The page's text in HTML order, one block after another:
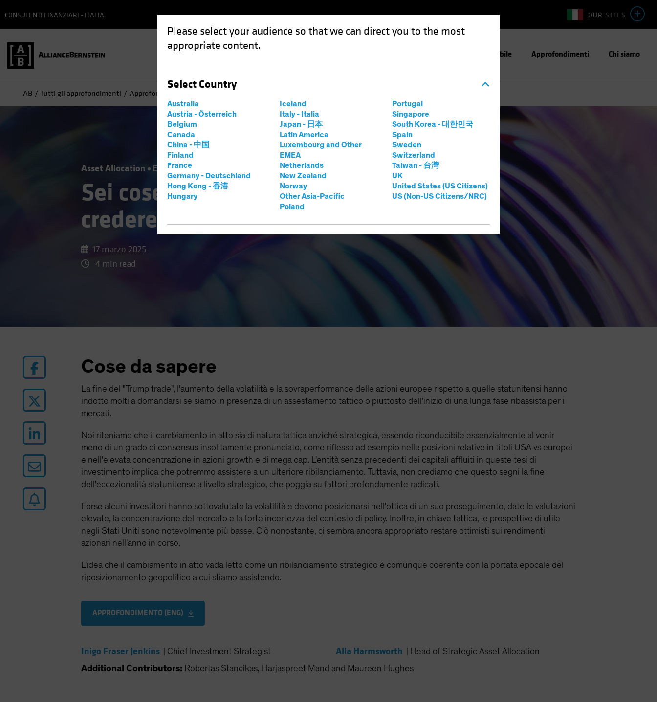
Please select your audience so that we can direct you to the most
appropriate content.
Select Country
Australia
Austria - Österreich
Belgium
Canada
China - 中国
Finland
France
Germany - Deutschland
Hong Kong - 香港
Hungary
Iceland
Italy - Italia
Japan - 日本
Latin America
Luxembourg and Other
EMEA
Netherlands
New Zealand
Norway
Other Asia-Pacific
Poland
Portugal
Singapore
South Korea - 대한민국
Spain
Sweden
Switzerland
Taiwan - 台灣
UK
United States (US Citizens)
US (Non-US Citizens/NRC)
OUR SITES
CONSULENTI FINANZIARI - ITALIA
Investimento Responsabile Approfondimenti Chi siamo
AB Tutti gli approfondimenti Approfondimenti
Asset Allocation Economia Azionari Multi-Asset White Paper
Sei cose impossibili a cui
credere prima di colazione
17 marzo 2025
4 min read
Cose da sapere
La fine del "Trump trade", l'aumento della volatilità e la sovraperformance delle azioni europee rispetto a quelle statunitensi hanno
indotto molti a domandarsi se siamo in presenza di un assestamento tattico o piuttosto dell'inizio di una lunga fase ribassista per i
mercati.
Noi riteniamo che il cambiamento in atto sia di natura tattica anziché strategica, essendo riconducibile essenzialmente al venir
meno di un grado di consensus insolitamente pronunciato, come riflesso ad esempio nelle posizioni relative in titoli USA vs europei
e nell'elevata concentrazione in azioni growth e di mega cap. L'entità senza precedenti dei capitali affluiti in queste tesi di
investimento implica che potremmo assistere a un ulteriore ribilanciamento. Tuttavia, non crediamo che questo segni la fine
dell'eccezionalità statunitense a livello strategico, che poggia su fattori profondamente radicati.
Forse alcuni investitori hanno sottovalutato la volatilità e devono posizionarsi nell'ottica di un suo proseguimento, date le valutazioni
elevate, la concentrazione del mercato e la forte incertezza del contesto di policy. Inoltre, in chiave tattica, le prospettive di utile
negli Stati Uniti sono notevolmente più basse. Ciò nonostante, ci sembra ancora appropriato restare ottimisti sui rendimenti
azionari nell'anno in corso.
L'idea che il cambiamento in atto vada letto come un ribilanciamento strategico è comunque coerente con la portata epocale del
riposizionamento geopolitico a cui stiamo assistendo.
APPROFONDIMENTO (ENG)
Inigo Fraser Jenkins Chief Investment Strategist Alla Harmsworth
Head of Strategic Asset Allocation
Additional Contributors: Robertas Stancikas, Harjaspreet Mand and Maureen Hughes